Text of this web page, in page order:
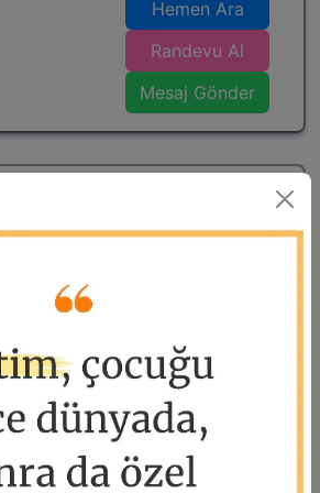
bilgisayar kullanımı, ofis
Excel, PowerPoint)
başlayıp yetişkinlik
vermekteyim.
Hemen Ara
Randevu Al
Mesaj Gönder